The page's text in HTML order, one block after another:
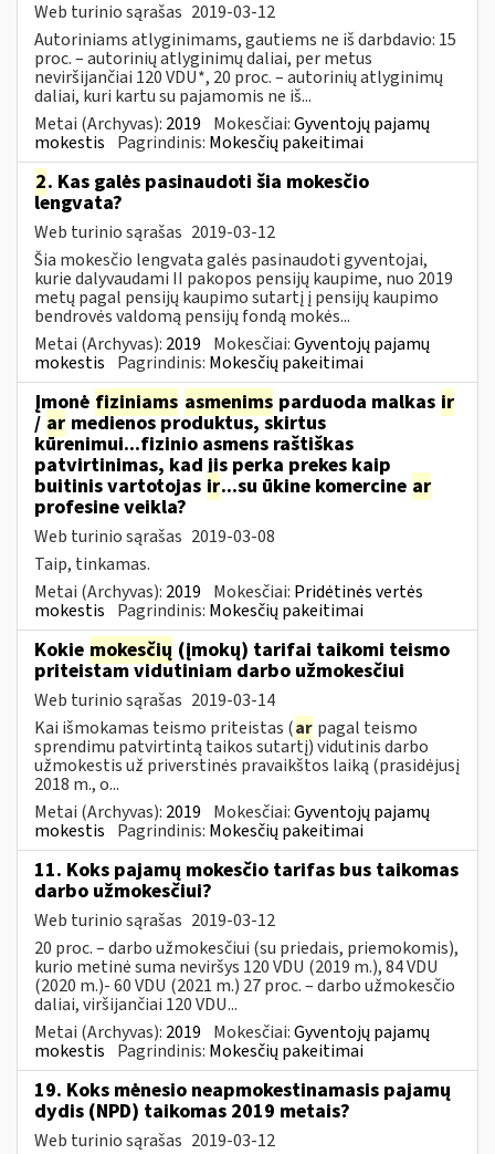
Web turinio sąrašas 2019-03-12
Autoriniams atlyginimams, gautiems ne iš darbdavio: 15
proc. – autorinių atlyginimų daliai, per metus
neviršijančiai 120 VDU*, 20 proc. – autorinių atlyginimų
daliai, kuri kartu su pajamomis ne iš...
Metai (Archyvas): 2019 Mokesčiai:Gyventojų pajamų
mokestis Pagrindinis: Mokesčių pakeitimai
2. Kas galės pasinaudoti šia mokesčio
lengvata?
Web turinio sąrašas 2019-03-12
Šia mokesčio lengvata galės pasinaudoti gyventojai,
kurie dalyvaudami II pakopos pensijų kaupime, nuo 2019
metų pagal pensijų kaupimo sutartį į pensijų kaupimo
bendrovės valdomą pensijų fondą mokės...
Metai (Archyvas): 2019 Mokesčiai:Gyventojų pajamų
mokestis Pagrindinis: Mokesčių pakeitimai
Įmonė fiziniams asmenims parduoda malkas ir
/ ar medienos produktus, skirtus
kūrenimui...fizinio asmens raštiškas
patvirtinimas, kad jis perka prekes kaip
buitinis vartotojas ir...su ūkine komercine ar
profesine veikla?
Web turinio sąrašas 2019-03-08
Taip, tinkamas.
Metai (Archyvas): 2019 Mokesčiai: Pridėtinės vertės
mokestis Pagrindinis: Mokesčių pakeitimai
Kokie mokesčių (įmokų) tarifai taikomi teismo
priteistam vidutiniam darbo užmokesčiui
Web turinio sąrašas 2019-03-14
Kai išmokamas teismo priteistas (ar pagal teismo
sprendimu patvirtintą taikos sutartį) vidutinis darbo
užmokestis už priverstinės pravaikštos laiką (prasidėjusį
2018 m., o...
Metai (Archyvas): 2019 Mokesčiai:Gyventojų pajamų
mokestis Pagrindinis: Mokesčių pakeitimai
11. Koks pajamų mokesčio tarifas bus taikomas
darbo užmokesčiui?
Web turinio sąrašas 2019-03-12
20 proc. – darbo užmokesčiui (su priedais, priemokomis),
kurio metinė suma neviršys 120 VDU (2019 m.), 84 VDU
(2020 m.)- 60 VDU (2021 m.) 27 proc. – darbo užmokesčio
daliai, viršijančiai 120 VDU...
Metai (Archyvas): 2019 Mokesčiai:Gyventojų pajamų
mokestis Pagrindinis: Mokesčių pakeitimai
19. Koks mėnesio neapmokestinamasis pajamų
dydis (NPD) taikomas 2019 metais?
Web turinio sąrašas 2019-03-12